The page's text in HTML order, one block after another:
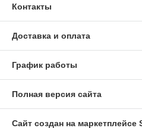
Контакты
Доставка и оплата
График работы
Полная версия сайта
Сайт создан на маркетплейсе